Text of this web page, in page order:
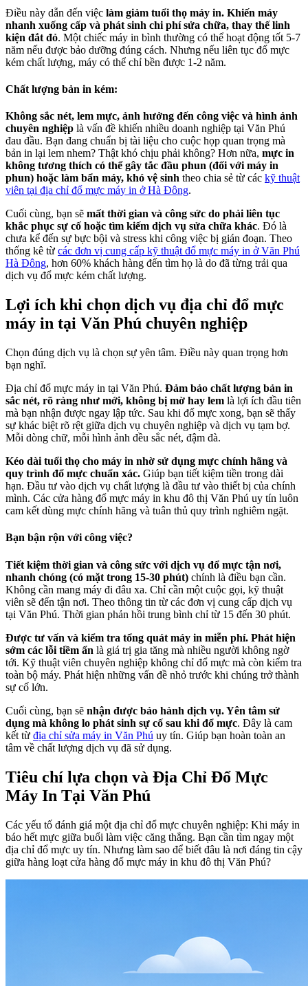
Điều này dẫn đến việc làm giảm tuổi thọ máy in. Khiến máy
nhanh xuống cấp và phát sinh chi phí sửa chữa, thay thế linh
kiện đắt đỏ. Một chiếc máy in bình thường có thể hoạt động tốt 5-7
năm nếu được bảo dưỡng đúng cách. Nhưng nếu liên tục đổ mực
kém chất lượng, máy có thể chỉ bền được 1-2 năm.
Chất lượng bản in kém:
Không sắc nét, lem mực, ảnh hưởng đến công việc và hình ảnh
chuyên nghiệp là vấn đề khiến nhiều doanh nghiệp tại Văn Phú
đau đầu. Bạn đang chuẩn bị tài liệu cho cuộc họp quan trọng mà
bản in lại lem nhem? Thật khó chịu phải không? Hơn nữa, mực in
không tương thích có thể gây tắc đầu phun (đối với máy in
phun) hoặc làm bẩn máy, khó vệ sinh theo chia sẻ từ các kỹ thuật
viên tại địa chỉ đổ mực máy in ở Hà Đông.
Cuối cùng, bạn sẽ mất thời gian và công sức do phải liên tục
khắc phục sự cố hoặc tìm kiếm dịch vụ sửa chữa khác. Đó là
chưa kể đến sự bực bội và stress khi công việc bị gián đoạn. Theo
thống kê từ các đơn vị cung cấp kỹ thuật đổ mực máy in ở Văn Phú
Hà Đông, hơn 60% khách hàng đến tìm họ là do đã từng trải qua
dịch vụ đổ mực kém chất lượng.
Lợi ích khi chọn dịch vụ địa chỉ đổ mực
máy in tại Văn Phú chuyên nghiệp
Chọn đúng dịch vụ là chọn sự yên tâm. Điều này quan trọng hơn
bạn nghĩ.
Địa chỉ đổ mực máy in tại Văn Phú. Đảm bảo chất lượng bản in
sắc nét, rõ ràng như mới, không bị mờ hay lem là lợi ích đầu tiên
mà bạn nhận được ngay lập tức. Sau khi đổ mực xong, bạn sẽ thấy
sự khác biệt rõ rệt giữa dịch vụ chuyên nghiệp và dịch vụ tạm bợ.
Mỗi dòng chữ, mỗi hình ảnh đều sắc nét, đậm đà.
Kéo dài tuổi thọ cho máy in nhờ sử dụng mực chính hãng và
quy trình đổ mực chuẩn xác. Giúp bạn tiết kiệm tiền trong dài
hạn. Đầu tư vào dịch vụ chất lượng là đầu tư vào thiết bị của chính
mình. Các cửa hàng đổ mực máy in khu đô thị Văn Phú uy tín luôn
cam kết dùng mực chính hãng và tuân thủ quy trình nghiêm ngặt.
Bạn bận rộn với công việc?
Tiết kiệm thời gian và công sức với dịch vụ đổ mực tận nơi,
nhanh chóng (có mặt trong 15-30 phút) chính là điều bạn cần.
Không cần mang máy đi đâu xa. Chỉ cần một cuộc gọi, kỹ thuật
viên sẽ đến tận nơi. Theo thông tin từ các đơn vị cung cấp dịch vụ
tại Văn Phú. Thời gian phản hồi trung bình chỉ từ 15 đến 30 phút.
Được tư vấn và kiểm tra tổng quát máy in miễn phí. Phát hiện
sớm các lỗi tiềm ẩn là giá trị gia tăng mà nhiều người không ngờ
tới. Kỹ thuật viên chuyên nghiệp không chỉ đổ mực mà còn kiểm tra
toàn bộ máy. Phát hiện những vấn đề nhỏ trước khi chúng trở thành
sự cố lớn.
Cuối cùng, bạn sẽ nhận được bảo hành dịch vụ. Yên tâm sử
dụng mà không lo phát sinh sự cố sau khi đổ mực. Đây là cam
kết từ địa chỉ sửa máy in Văn Phú uy tín. Giúp bạn hoàn toàn an
tâm về chất lượng dịch vụ đã sử dụng.
Tiêu chí lựa chọn và Địa Chỉ Đổ Mực
Máy In Tại Văn Phú
Các yếu tố đánh giá một địa chỉ đổ mực chuyên nghiệp: Khi máy in
báo hết mực giữa buổi làm việc căng thẳng. Bạn cần tìm ngay một
địa chỉ đổ mực uy tín. Nhưng làm sao để biết đâu là nơi đáng tin cậy
giữa hàng loạt cửa hàng đổ mực máy in khu đô thị Văn Phú?